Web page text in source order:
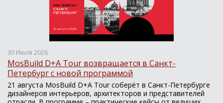
30 Июля 2026
MosBuild D+A Tour возвращается в Санкт-
Петербург с новой программой
21 августа MosBuild D+A Tour соберёт в Санкт-Петербурге
дизайнеров интерьеров, архитекторов и представителей